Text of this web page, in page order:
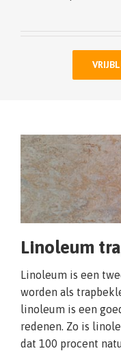
Linoleum
Linoleum is een
worden als
linoleum is een
redenen. Zo is
dat 100 procent